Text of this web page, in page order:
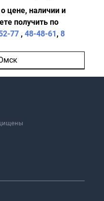
цене, наличии и
получить по
77 , 48-48-61, 8